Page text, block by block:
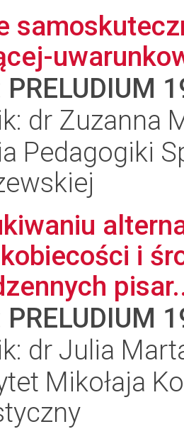
PRELUDIUM
dr Zuzanna
Pedagogiki
i
PRELUDIUM
dr Julia
Mikołaja